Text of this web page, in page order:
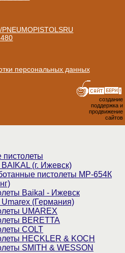
персональных данных
создание
поддержка и
продвижение
сайтов
пистолеты
(г. Ижевск)
пистолеты МР-654К
Baikal - Ижевск
Umarex (Германия)
UMAREX
BERETTA
COLT
HECKLER & KOCH
SMITH & WESSON